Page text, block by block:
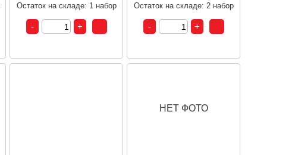
Остаток на складе: 1 набор Остаток на складе: 2 набор
НЕТ ФОТО